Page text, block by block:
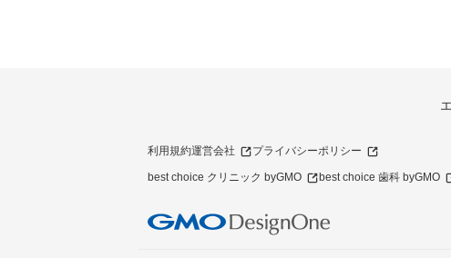
利用規約運営会社 プライバシーポリシー
best choice クリニック byGMO best choice 歯科 byGMO